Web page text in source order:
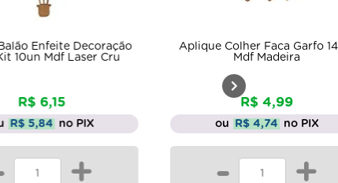
Aplique Colher Faca Garfo 14cm
Mdf Madeira
ou no PIX
-
Aplique
Base 12cm
ou
-